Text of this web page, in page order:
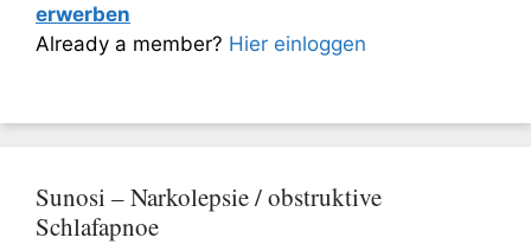
erwerben
Already a member? Hier einloggen
Sunosi – Narkolepsie / obstruktive
Schlafapnoe